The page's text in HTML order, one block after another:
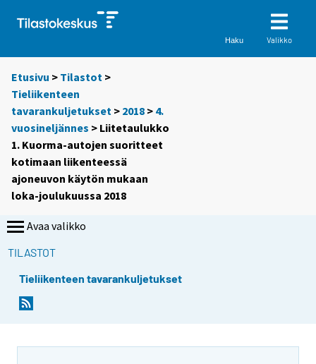
Haku Valikko
Etusivu > Tilastot >
Tieliikenteen
tavarankuljetukset > 2018 > 4.
vuosineljännes > Liitetaulukko
1. Kuorma-autojen suoritteet
kotimaan liikenteessä
ajoneuvon käytön mukaan
loka-joulukuussa 2018
Avaa valikko
TILASTOT
Tieliikenteen tavarankuljetukset